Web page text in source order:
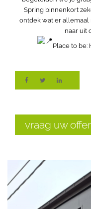
Spring binnenkort
ontdek wat er allemaal
naar uit
Place to be:
vraag uw